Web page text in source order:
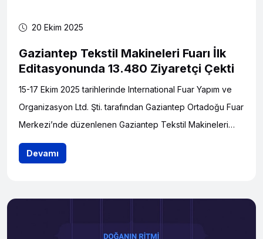
20 Ekim 2025
Gaziantep Tekstil Makineleri Fuarı İlk
Editasyonunda 13.480 Ziyaretçi Çekti
15-17 Ekim 2025 tarihlerinde International Fuar Yapım ve
Organizasyon Ltd. Şti. tarafından Gaziantep Ortadoğu Fuar
Merkezi’nde düzenlenen Gaziantep Tekstil Makineleri
Fuarı (GTMF 2025), bölgenin sanayi gücünü ortaya koyan
bir organizasyon olarak başarıyla tamamlandı Gaziantep,
Devamı